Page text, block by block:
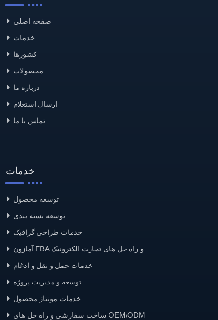
صفحه اصلی
خدمات
کشورها
محصولات
درباره ما
ارسال استعلام
تماس با ما
خدمات
توسعه محصول
توسعه بسته بندی
خدمات طراحی گرافیک
آمازون FBA و راه حل های تجارت الکترونیک
خدمات حمل و نقل و ادغام
توسعه و مدیریت پروژه
خدمات مونتاژ محصول
ساخت سفارشی و راه حل های OEM/ODM